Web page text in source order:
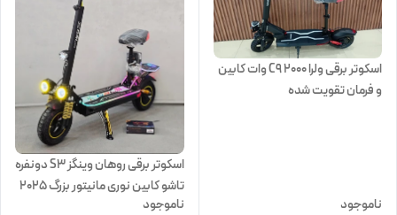
اسکوتر برقی ولرا C9 ۲۰۰۰ وات کابین
و فرمان تقویت شده
ناموجود
اسکوتر برقی روهان وینگز S3 دونفره
تاشو کابین نوری مانیتور بزرگ 2025
ناموجود